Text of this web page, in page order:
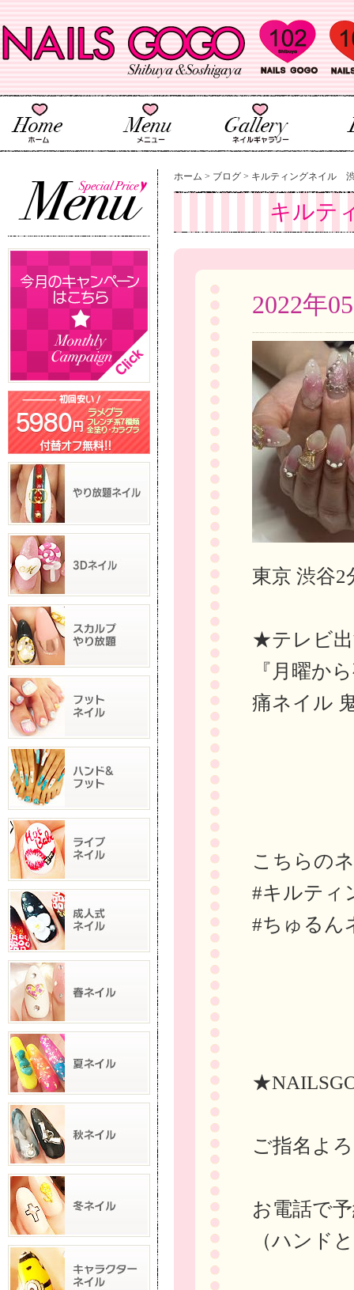
ホーム > ブログ > キルティングネイル
キルテ
2022年
東京 渋谷
★テレビ
『月曜か
痛ネイル
こちらの
#キルティ
#ちゅるん
ご指名よ
お電話で
（ハンド